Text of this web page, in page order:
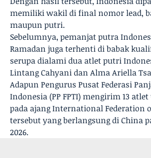
memiliki wakil di final nomor lead,
maupun putri.
Sebelumnya, pemanjat putra
Ramadan juga terhenti di babak
serupa dialami dua atlet putri
Lintang Cahyani dan Alma Ariella
Adapun Pengurus Pusat Federasi
Indonesia (PP FPTI) mengirim 13
pada ajang International Federation
tersebut yang berlangsung di China
2026.